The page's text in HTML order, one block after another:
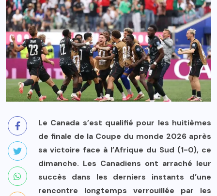
Le Canada s’est qualifié pour les huitièmes
de finale de la Coupe du monde 2026 après
sa victoire face à l’Afrique du Sud (1-0), ce
dimanche. Les Canadiens ont arraché leur
succès dans les derniers instants d’une
rencontre longtemps verrouillée par les